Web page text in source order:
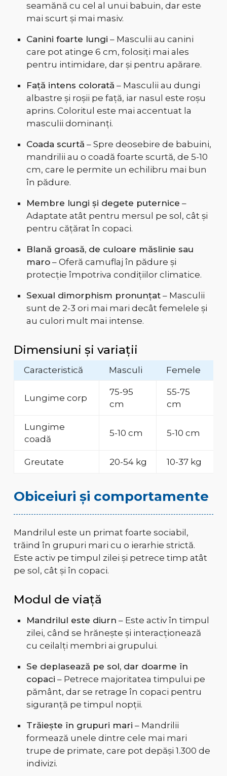
seamănă cu cel al unui babuin, dar este
mai scurt și mai masiv.
Canini foarte lungi – Masculii au canini
care pot atinge 6 cm, folosiți mai ales
pentru intimidare, dar și pentru apărare.
Față intens colorată – Masculii au dungi
albastre și roșii pe față, iar nasul este roșu
aprins. Coloritul este mai accentuat la
masculii dominanți.
Coada scurtă – Spre deosebire de babuini,
mandrilii au o coadă foarte scurtă, de 5-10
cm, care le permite un echilibru mai bun
în pădure.
Membre lungi și degete puternice –
Adaptate atât pentru mersul pe sol, cât și
pentru cățărat în copaci.
Blană groasă, de culoare măslinie sau
maro– Oferă camuflaj în pădure și
protecție împotriva condițiilor climatice.
Sexual dimorphism pronunțat– Masculii
sunt de 2-3 ori mai mari decât femelele și
au culori mult mai intense.
Dimensiuni și variații
Caracteristică Masculi Femele
Lungime corp
75-95
cm
55-75
cm
Lungime
coadă
5-10 cm 5-10 cm
Greutate 20-54 kg 10-37 kg
Obiceiuri și comportamente
Mandrilul este un primat foarte sociabil,
trăind în grupuri mari cu o ierarhie strictă.
Este activ pe timpul zilei și petrece timp atât
pe sol, cât și în copaci.
Modul de viață
Mandrilul este diurn – Este activ în timpul
zilei, când se hrănește și interacționează
cu ceilalți membri ai grupului.
Se deplasează pe sol, dar doarme în
copaci – Petrece majoritatea timpului pe
pământ, dar se retrage în copaci pentru
siguranță pe timpul nopții.
Trăiește în grupuri mari – Mandrilii
formează unele dintre cele mai mari
trupe de primate, care pot depăși 1.300 de
indivizi.